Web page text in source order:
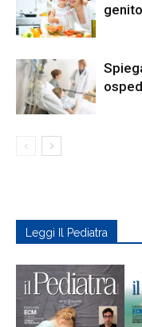
Leggi Il Pediatra